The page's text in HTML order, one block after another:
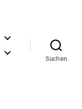
Suchen